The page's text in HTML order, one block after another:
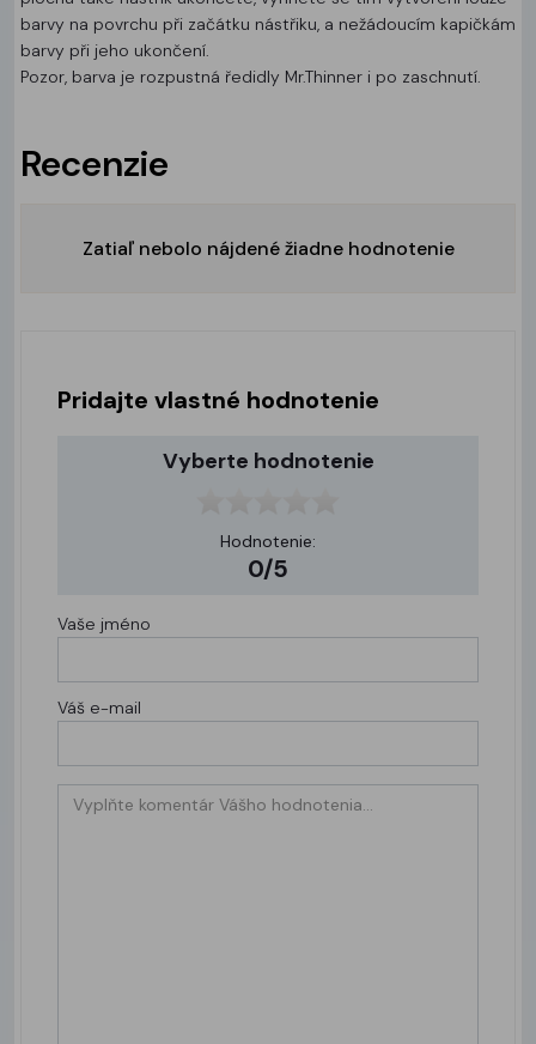
barvy na povrchu při začátku nástřiku, a nežádoucím kapičkám
barvy při jeho ukončení.
Pozor, barva je rozpustná ředidly Mr.Thinner i po zaschnutí.
Recenzie
Zatiaľ nebolo nájdené žiadne hodnotenie
Pridajte vlastné hodnotenie
Vyberte hodnotenie
Hodnotenie:
0/5
Vaše jméno
Váš e-mail